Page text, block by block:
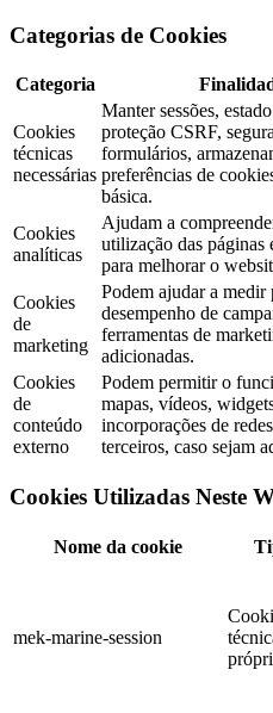
Categorias de Cookies
Categoria
Cookies
técnicas
necessárias
Manter sessões,
proteção CSRF,
formulários,
preferências de
básica.
Cookies
analíticas
Ajudam a
utilização das páginas
para melhorar o
Cookies
de
marketing
Podem ajudar a medir
desempenho de
ferramentas de
adicionadas.
Cookies
de
conteúdo
externo
Podem permitir o
mapas, vídeos,
incorporações de
terceiros, caso sejam
Cookies Utilizadas Neste
Nome da cookie
mek-marine-session